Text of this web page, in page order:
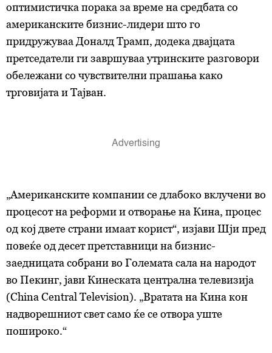
оптимистичка порака за време на средбата со
американските бизнис-лидери што го
придружуваа Доналд Трамп, додека двајцата
претседатели ги завршуваа утринските разговори
обележани со чувствителни прашања како
трговијата и Тајван.
„Американските компании се длабоко вклучени во
процесот на реформи и отворање на Кина, процес
од кој двете страни имаат корист“, изјави Шји пред
повеќе од десет претставници на бизнис-
заедницата собрани во Големата сала на народот
во Пекинг, јави Кинеската централна телевизија
(China Central Television). „Вратата на Кина кон
надворешниот свет само ќе се отвора уште
пошироко.“